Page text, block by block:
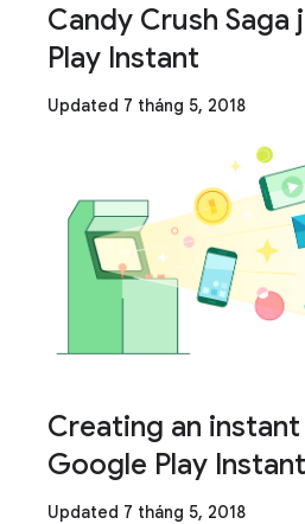
Candy Crush Saga
Play Instant
Updated 7 tháng 5, 2018
Creating an
Google Play
Updated 7 tháng 5, 2018